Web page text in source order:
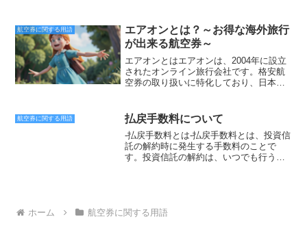
ず、FIXチケットは、購入後に価格が変更されることがありません。
そのため、航空券の価格が上昇している場合には、早めに購入してお
く必要があります。また、FIXチケットは、変更やキャンセルができ
ない場合が多いです。そのため、旅行の日程に余裕を持って計画して
おく必要があります。FIXチケットは、航空券の価格変動によるリス
クを回避したい人にとって、便利な航空券です。しかし、FIXチケッ
とで、米国国境に到着した際の遅れや不必要な質問を削減するために
導入されました。ETRは、VWP加盟国の市民が米国に渡航する際に
は必須であり、米国に到着する96時間前までに申請する必要があり
ます。申請には、パスポート番号、生年月日、生誕地、住所、連絡
先、渡航目的、渡航日などの情報が含まれます。ETRの申請はオンラ
インで行うことができ、通常は数分以内に処理されます。申請が承認
た際の遅れや不必要な質問を削減するために役立つ便利なツールで
す。また、米国国土安全保障省がテロリストやその他の危険人物の米
国への入国を阻止するのに役立つツールでもあります。ETRの重要性
ETRは、VWPの渡航者が米国に渡航する際には必須であり、以下の
理由で重要です。米国国境に到着した際の遅れや不必要な質問を削減
航空券に関する用語
エアオンとは？～お得な海外旅行
が出来る航空券～
エアオンとはエアオンは、2004年に設立
されたオンライン旅行会社です。格安航
空券の取り扱いに特化しており、日本国
テムで航空券を検索できる点です。エア
オンのシステムでは、出発地、到着地、
出発日、帰国日、航空会社、座席クラス
などの条件を入力するだけで、条件に合
う航空券を検索することができます。ま
空券を見つけることができます。エアオ
航空券に関する用語 払戻手数料について
-払戻手数料とは-払戻手数料とは、投資信
託の解約時に発生する手数料のことで
す。投資信託の解約は、いつでも行うこ
社が徴収します。-払戻手数料の仕組み-払
ホーム 航空券に関する用語